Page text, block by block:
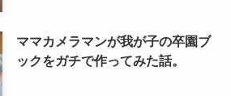
ママカメラマンが我が子の卒園ブ
ックをガチで作ってみた話。